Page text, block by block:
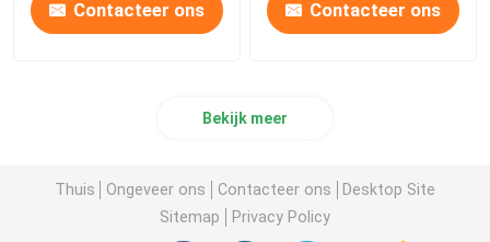
Contacteer ons Contacteer ons
Bekijk meer
Thuis Ongeveer ons Contacteer ons
Desktop Site
Sitemap
Privacy Policy